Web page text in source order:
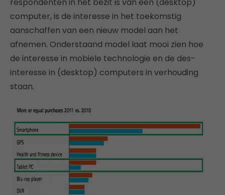
computer, is de interesse in het toekomstig
aanschaffen van een nieuw model aan het
afnemen. Onderstaand model laat mooi zien hoe
de interesse in mobiele technologie en de des-
interesse in (desktop) computers in verhouding
staan.